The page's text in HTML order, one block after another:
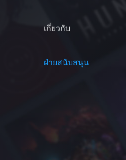
เกี่ยวกับ
ฝ่ายสนับสนุน